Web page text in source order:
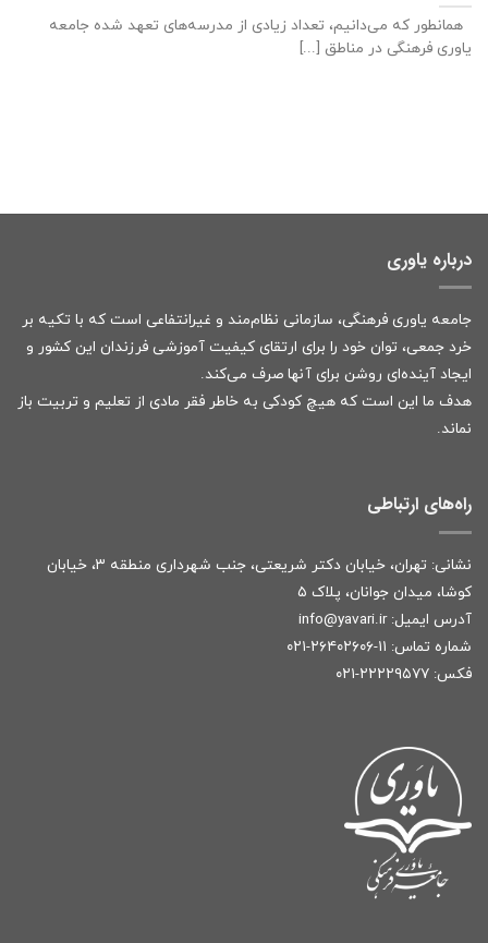
همانطور که می‌دانیم، تعداد زیادی از مدرسه‌های تعهد شده جامعه
یاوری فرهنگی در مناطق [...]
درباره یاوری
جامعه یاوری فرهنگی، سازمانی نظام‌مند و غیرانتفاعی است که با تکیه بر
خرد جمعی، توان خود را برای ارتقای کیفیت آموزشی فرزندان این کشور و
ایجاد آینده‌ای روشن برای آنها صرف می‌کند.
هدف ما این است که هیچ کودکی به خاطر فقر مادی از تعلیم و تربیت باز
نماند.
راه‌های ارتباطی
نشانی: تهران، خیابان دکتر شریعتی، جنب شهرداری منطقه ۳، خیابان
کوشا، میدان جوانان، پلاک ۵
آدرس ایمیل: info@yavari.ir
شماره تماس: ۱۱-۲۶۴۰۲۶۰۶-۰۲۱
فکس: ۲۲۲۲۹۵۷۷-۰۲۱